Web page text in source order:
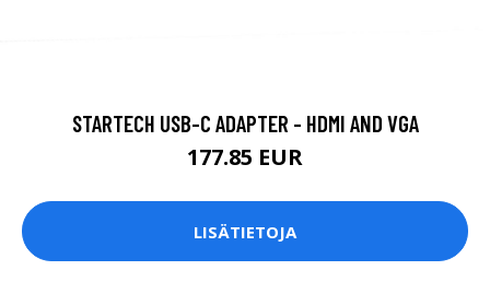
STARTECH USB-C ADAPTER - HDMI AND VGA
177.85 EUR
LISÄTIETOJA